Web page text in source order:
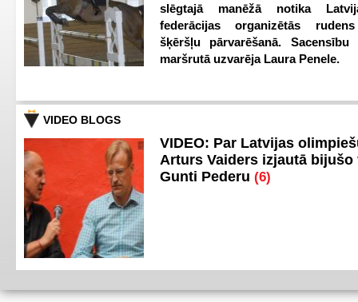
slēgtajā manēžā notika
federācijas organizētās
šķēršļu pārvarēšanā. Sacensību
maršrutā uzvarēja Laura Penele.
VIDEO BLOGS
VIDEO: Par Latvijas
Arturs Vaiders izjautā bijušo
Gunti Pederu (6)